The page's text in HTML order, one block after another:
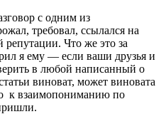
с одним из
требовал, ссылался на
Что же это за
я ему — если ваши друзья и
в любой написанный о
виноват, может виновата
к взаимопониманию по